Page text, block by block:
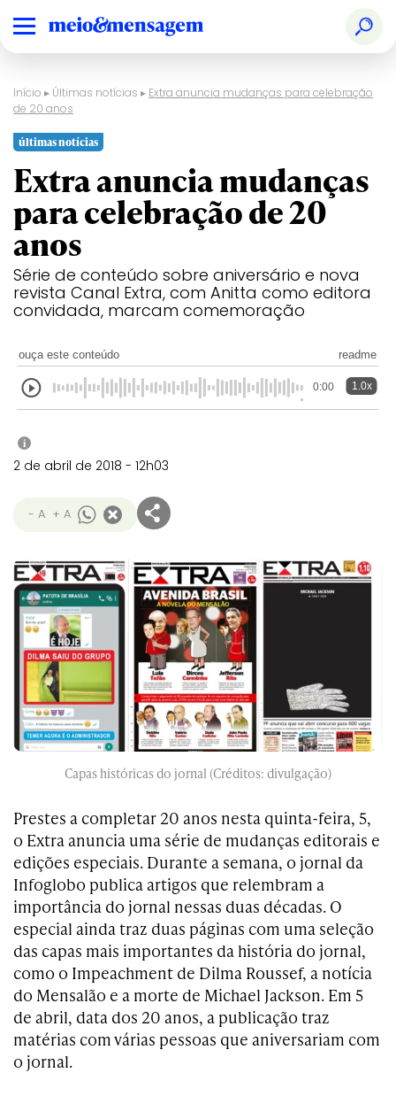
Início ▸ Últimas notícias ▸ Extra anuncia mudanças para celebração
de 20 anos
últimas notícias
Extra anuncia mudanças
para celebração de 20
anos
Série de conteúdo sobre aniversário e nova
revista Canal Extra, com Anitta como editora
convidada, marcam comemoração
ouça este conteúdo readme
0:00 1.0x
i
2 de abril de 2018 - 12h03
- A + A
Capas históricas do jornal (Créditos: divulgação)
Prestes a completar 20 anos nesta quinta-feira, 5,
o Extra anuncia uma série de mudanças editorais e
edições especiais. Durante a semana, o jornal da
Infoglobo publica artigos que relembram a
importância do jornal nessas duas décadas. O
especial ainda traz duas páginas com uma seleção
das capas mais importantes da história do jornal,
como o Impeachment de Dilma Roussef, a notícia
do Mensalão e a morte de Michael Jackson. Em 5
de abril, data dos 20 anos, a publicação traz
matérias com várias pessoas que aniversariam com
o jornal.